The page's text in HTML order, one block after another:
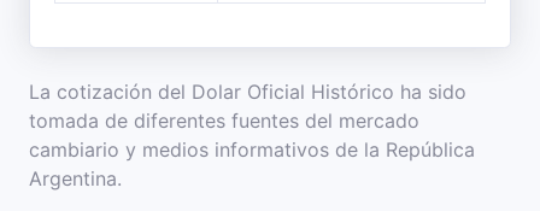
La cotización del Dolar Oficial Histórico ha sido
tomada de diferentes fuentes del mercado
cambiario y medios informativos de la República
Argentina.